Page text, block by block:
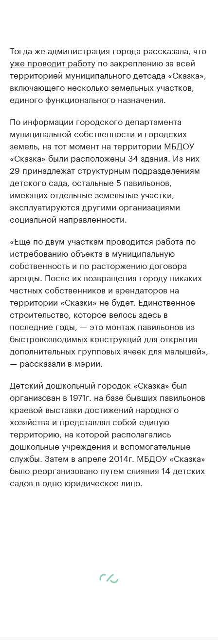
Тогда же администрация города рассказала, что
уже проводит работу по закреплению за всей
территорией муниципального детсада «Сказка»,
включающего несколько земельных участков,
единого функционального назначения.
По информации городского департамента
муниципальной собственности и городских
земель, на тот момент на территории МБДОУ
«Сказка» были расположены 34 здания. Из них
29 принадлежат структурным подразделениям
детского сада, остальные 5 павильонов,
имеющих отдельные земельные участки,
эксплуатируются другими организациями
социальной направленности.
«Еще по двум участкам проводится работа по
истребованию объекта в муниципальную
собственность и по расторжению договора
аренды. После их возвращения городу никаких
частных собственников и арендаторов на
территории «Сказки» не будет. Единственное
строительство, которое велось здесь в
последние годы, — это монтаж павильонов из
быстровозводимых конструкций для открытия
дополнительных групповых ячеек для малышей»,
— рассказали в мэрии.
Детский дошкольный городок «Сказка» был
организован в 1971г. на базе бывших павильонов
краевой выставки достижений народного
хозяйства и представлял собой единую
территорию, на которой располагались
дошкольные учреждения и вспомогательные
службы. Затем в апреле 2014г. МБДОУ «Сказка»
было реорганизовано путем слияния 14 детских
садов в одно юридическое лицо.